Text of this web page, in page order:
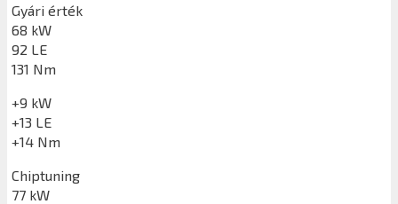
Gyári érték
68 kW
92 LE
131 Nm
+9 kW
+13 LE
+14 Nm
Chiptuning
77 kW